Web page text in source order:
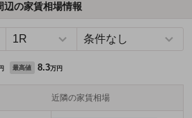
辺の家賃相場情報
最高値 8.3万円
近隣の家賃相場